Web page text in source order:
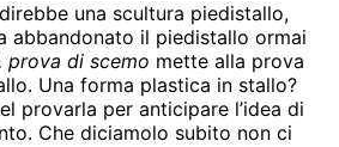
una scultura piedistallo,
abbandonato il piedistallo ormai
prova di scemo mette alla prova
Una forma plastica in stallo?
provarla per anticipare l’idea di
Che diciamolo subito non ci